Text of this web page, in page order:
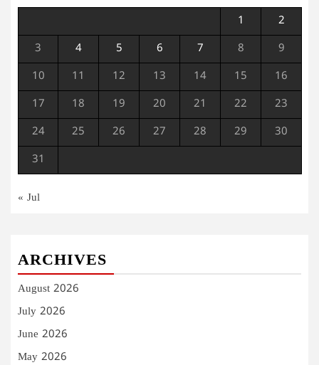
1 2
3 4 5 6 7 8 9
10 11 12 13 14 15 16
17 18 19 20 21 22 23
24 25 26 27 28 29 30
31
« Jul
ARCHIVES
August 2026
July 2026
June 2026
May 2026